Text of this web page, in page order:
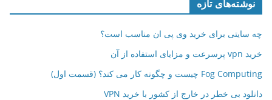
نوشته‌های تازه
چه سایتی برای خرید وی پی ان مناسب است؟
خرید vpn پرسرعت و مزایای استفاده از آن
Fog Computing چیست و چگونه کار می کند؟ (قسمت اول)
دانلود بی خطر در خارج از کشور با خرید VPN